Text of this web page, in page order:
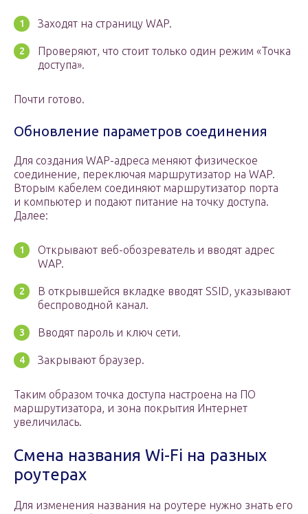
Заходят на страницу WAP.
Проверяют, что стоит только один режим «Точка
доступа».
Почти готово.
Обновление параметров соединения
Для создания WAP-адреса меняют физическое
соединение, переключая маршрутизатор на WAP.
Вторым кабелем соединяют маршрутизатор порта
и компьютер и подают питание на точку доступа.
Далее:
Открывают веб-обозреватель и вводят адрес
WAP.
В открывшейся вкладке вводят SSID, указывают
беспроводной канал.
Вводят пароль и ключ сети.
Закрывают браузер.
Таким образом точка доступа настроена на ПО
маршрутизатора, и зона покрытия Интернет
увеличилась.
Смена названия Wi-Fi на разных
роутерах
Для изменения названия на роутере нужно знать его